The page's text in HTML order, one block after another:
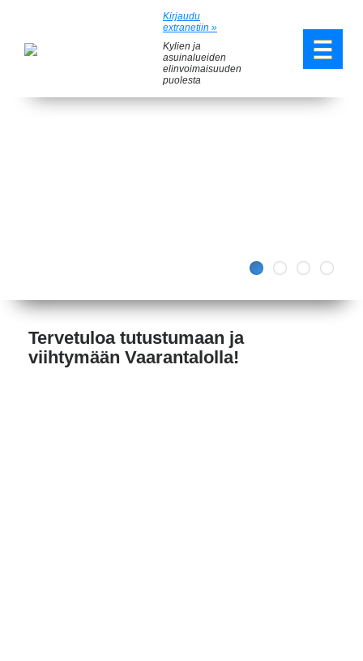
Kirjaudu
extranetiin »
Kylien ja
asuinalueiden
elinvoimaisuuden
puolesta
Tervetuloa tutustumaan ja
viihtymään Vaarantalolla!